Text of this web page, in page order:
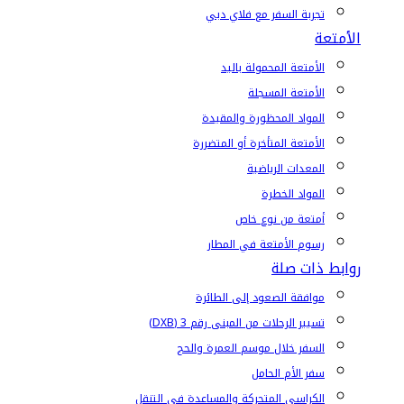
تجربة السفر مع فلاي دبي
الأمتعة
الأمتعة المحمولة باليد
الأمتعة المسجلة
المواد المحظورة والمقيدة
الأمتعة المتأخرة أو المتضررة
المعدات الرياضية
المواد الخطرة
أمتعة من نوع خاص
رسوم الأمتعة في المطار
روابط ذات صلة
موافقة الصعود إلى الطائرة
تسيير الرحلات من المبنى رقم 3 (DXB)
السفر خلال موسم العمرة والحج
سفر الأم الحامل
الكراسي المتحركة والمساعدة في التنقل